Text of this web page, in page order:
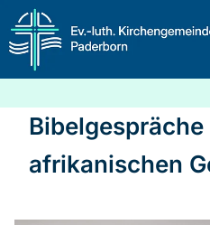
Bibelgespräche
afrikanischen